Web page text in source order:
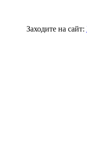
Заходите на сайт: